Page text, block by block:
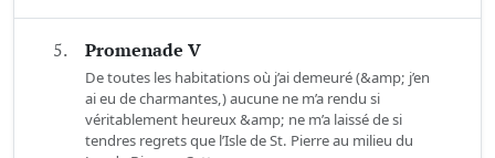
5. Promenade V
De toutes les habitations où j’ai demeuré (&amp; j’en
ai eu de charmantes,) aucune ne m’a rendu si
véritablement heureux &amp; ne m’a laissé de si
tendres regrets que l’Isle de St. Pierre au milieu du